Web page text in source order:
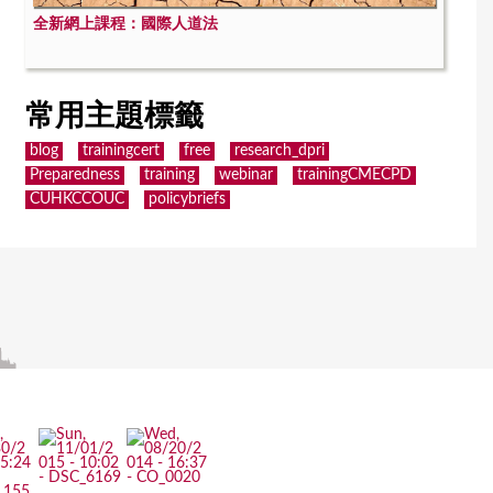
全新網上課程：國際人道法
常用主題標籤
blog trainingcert free
research_dpri
Preparedness
training webinar
trainingCMECPD
CUHKCCOUC
policybriefs